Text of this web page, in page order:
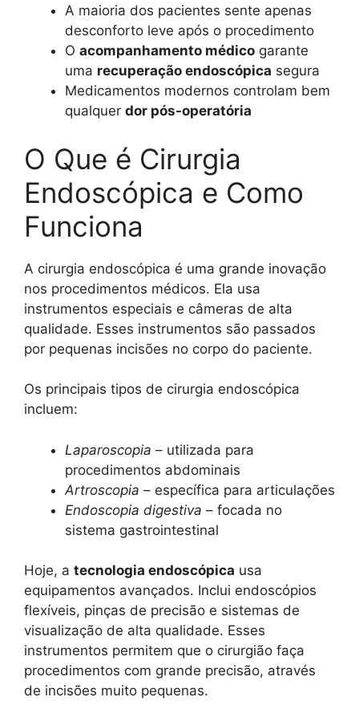
A maioria dos pacientes sente apenas
desconforto leve após o procedimento
O acompanhamento médico garante
uma recuperação endoscópica segura
Medicamentos modernos controlam bem
qualquer dor pós-operatória
O Que é Cirurgia
Endoscópica e Como
Funciona
A cirurgia endoscópica é uma grande inovação
nos procedimentos médicos. Ela usa
instrumentos especiais e câmeras de alta
qualidade. Esses instrumentos são passados
por pequenas incisões no corpo do paciente.
Os principais tipos de cirurgia endoscópica
incluem:
Laparoscopia – utilizada para
procedimentos abdominais
Artroscopia – específica para articulações
Endoscopia digestiva – focada no
sistema gastrointestinal
Hoje, a tecnologia endoscópica usa
equipamentos avançados. Inclui endoscópios
flexíveis, pinças de precisão e sistemas de
visualização de alta qualidade. Esses
instrumentos permitem que o cirurgião faça
procedimentos com grande precisão, através
de incisões muito pequenas.